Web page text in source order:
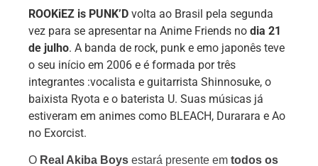
ROOKiEZ is PUNK’D volta ao Brasil pela segunda
vez para se apresentar na Anime Friends no dia 21
de julho. A banda de rock, punk e emo japonês teve
o seu início em 2006 e é formada por três
integrantes :vocalista e guitarrista Shinnosuke, o
baixista Ryota e o baterista U. Suas músicas já
estiveram em animes como BLEACH, Durarara e Ao
no Exorcist.
O Real Akiba Boys estará presente em todos os